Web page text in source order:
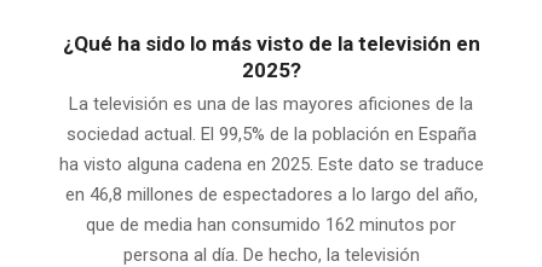
¿Qué ha sido lo más visto de la televisión en
2025?
La televisión es una de las mayores aficiones de la
sociedad actual. El 99,5% de la población en España
ha visto alguna cadena en 2025. Este dato se traduce
en 46,8 millones de espectadores a lo largo del año,
que de media han consumido 162 minutos por
persona al día. De hecho, la televisión